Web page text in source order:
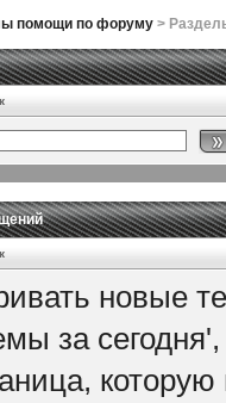
помощи по форуму>
новые
за